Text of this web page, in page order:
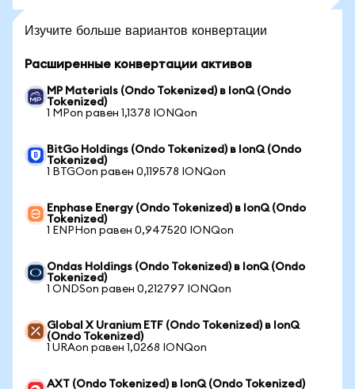
Изучите больше вариантов конвертации
Расширенные конвертации активов
MP Materials (Ondo Tokenized) в IonQ (Ondo
Tokenized)
1 MPon равен 1,1378 IONQon
BitGo Holdings (Ondo Tokenized) в IonQ (Ondo
Tokenized)
1 BTGOon равен 0,119578 IONQon
Enphase Energy (Ondo Tokenized) в IonQ (Ondo
Tokenized)
1 ENPHon равен 0,947520 IONQon
Ondas Holdings (Ondo Tokenized) в IonQ (Ondo
Tokenized)
1 ONDSon равен 0,212797 IONQon
Global X Uranium ETF (Ondo Tokenized) в IonQ
(Ondo Tokenized)
1 URAon равен 1,0268 IONQon
AXT (Ondo Tokenized) в IonQ (Ondo Tokenized)